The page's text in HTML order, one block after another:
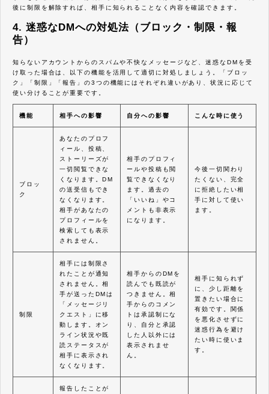
後に制限を解除すれば、相手に知られることなく内容を確認できます。
4. 迷惑なDMへの対処法（ブロック・制限・報
告）
知らないアカウントからのスパムや不快なメッセージなど、迷惑なDMを受
け取った場合は、以下の機能を活用して適切に対処しましょう。「ブロッ
ク」「制限」「報告」の3つの機能にはそれぞれ違いがあり、状況に応じて
使い分けることが重要です。
機能 相手への影響 自分への影響 こんな時に使う
ブロッ
ク
あなたのプロフ
ィール、投稿、
ストーリーズが
一切閲覧できな
くなります。DM
の送受信もでき
なくなります。
相手があなたの
プロフィールを
検索しても表示
されません。
相手のプロフィ
ールや投稿も閲
覧できなくなり
ます。過去の
「いいね」やコ
メントも非表示
になります。
今後一切関わり
たくない、完全
に拒絶したい相
手に対して使い
ます。
制限
相手には制限さ
れたことが通知
されません。相
手が送ったDMは
「メッセージリ
クエスト」に移
動します。オン
ライン状況や既
読ステータスが
相手に表示され
なくなります。
相手からのDMを
読んでも既読が
つきません。相
手からのコメン
トは承認制にな
り、自分と承認
した人以外には
表示されませ
ん。
相手に知られず
に、少し距離を
置きたい場合に
有効です。関係
を悪化させずに
迷惑行為を避け
たい時に使いま
す。
報告したことが